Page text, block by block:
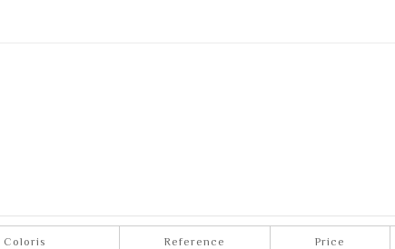
Coloris Reference Price